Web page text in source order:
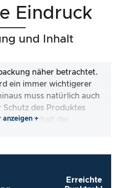
Eindruck
und Inhalt
näher betrachtet.
ein immer wichtigerer
muss natürlich auch
Schutz des Produktes
Ist der Inhalt der
anzeigen +
Erreichte